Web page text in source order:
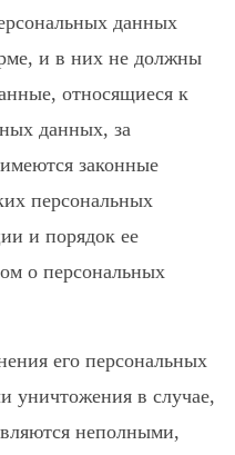
данных
и в них не должны
относящиеся к
данных, за
законные
персональных
и порядок ее
о персональных
его персональных
уничтожения в случае,
неполными,